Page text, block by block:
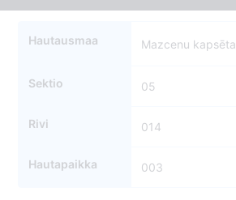
Hautausmaa Mazcenu kapsēta
Sektio 05
Rivi 014
Hautapaikka 003